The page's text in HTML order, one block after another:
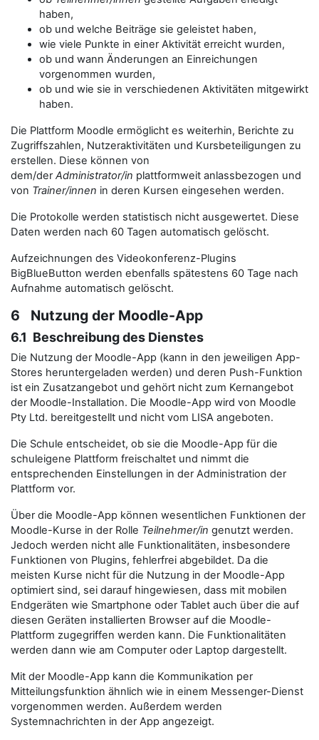
haben,
ob und welche Beiträge sie geleistet haben,
wie viele Punkte in einer Aktivität erreicht wurden,
ob und wann Änderungen an Einreichungen
vorgenommen wurden,
ob und wie sie in verschiedenen Aktivitäten mitgewirkt
haben.
Die Plattform Moodle ermöglicht es weiterhin, Berichte zu
Zugriffszahlen, Nutzeraktivitäten und Kursbeteiligungen zu
erstellen. Diese können von
dem/derAdministrator/in plattformweit anlassbezogen und
von Trainer/innen in deren Kursen eingesehen werden.
Die Protokolle werden statistisch nicht ausgewertet. Diese
Daten werden nach 60 Tagen automatisch gelöscht.
Aufzeichnungen des Videokonferenz-Plugins
BigBlueButton werden ebenfalls spätestens 60 Tage nach
Aufnahme automatisch gelöscht.
6 Nutzung der Moodle-App
6.1 Beschreibung des Dienstes
Die Nutzung der Moodle-App (kann in den jeweiligen App-
Stores heruntergeladen werden) und deren Push-Funktion
ist ein Zusatzangebot und gehört nicht zum Kernangebot
der Moodle-Installation. Die Moodle-App wird von Moodle
Pty Ltd. bereitgestellt und nicht vom LISA angeboten.
Die Schule entscheidet, ob sie die Moodle-App für die
schuleigene Plattform freischaltet und nimmt die
entsprechenden Einstellungen in der Administration der
Plattform vor.
Über die Moodle-App können wesentlichen Funktionen der
Moodle-Kurse in der Rolle Teilnehmer/in genutzt werden.
Jedoch werden nicht alle Funktionalitäten, insbesondere
Funktionen von Plugins, fehlerfrei abgebildet. Da die
meisten Kurse nicht für die Nutzung in der Moodle-App
optimiert sind, sei darauf hingewiesen, dass mit mobilen
Endgeräten wie Smartphone oder Tablet auch über die auf
diesen Geräten installierten Browser auf die Moodle-
Plattform zugegriffen werden kann. Die Funktionalitäten
werden dann wie am Computer oder Laptop dargestellt.
Mit der Moodle-App kann die Kommunikation per
Mitteilungsfunktion ähnlich wie in einem Messenger-Dienst
vorgenommen werden. Außerdem werden
Systemnachrichten in der App angezeigt.